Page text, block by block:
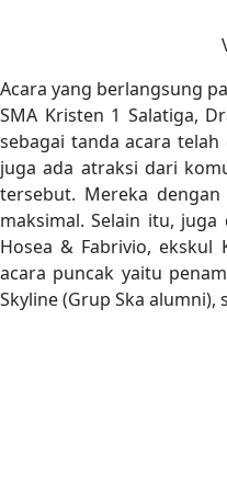
Acara yang berlangsung
SMA Kristen 1 Salatiga,
sebagai tanda acara
juga ada atraksi dari
tersebut. Mereka
maksimal. Selain itu,
Hosea & Fabrivio, ekskul
acara puncak yaitu
Skyline (Grup Ska alumni),